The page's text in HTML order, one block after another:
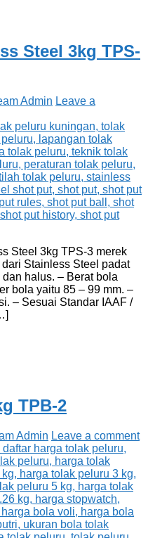
Steel 3kg TPS-
Admin Leave a
Steel 3kg TPS-3 merek
Stainless Steel padat
halus. – Berat bola
bola yaitu 85 – 99 mm. –
– Sesuai Standar IAAF /
TPB-2
Admin Leave a comment